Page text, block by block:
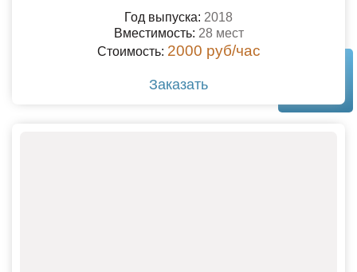
Год выпуска: 2018
Вместимость: 28 мест
Стоимость: 2000 руб/час
Заказать